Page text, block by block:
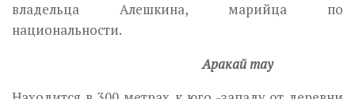
владельца Алешкина, марийца по
национальности.
Аракай тау